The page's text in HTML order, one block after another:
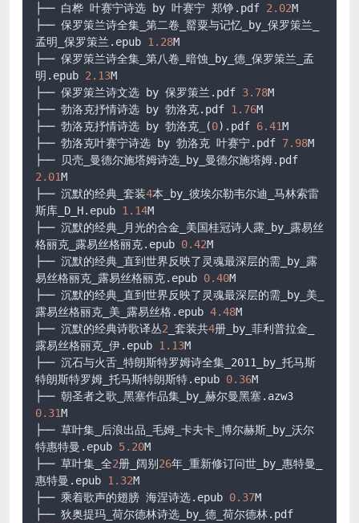
├── 白桦 叶赛宁诗选 by 叶赛宁 郑铮.pdf 2.02M
├── 保罗策兰诗全集_第二卷_罂粟与记忆_by_保罗策兰_
孟明_保罗策兰 .epub 1.28M
├── 保罗策兰诗全集_第八卷_暗蚀_by_德_保罗策兰_孟
明 .epub 2.13M
├── 保罗策兰诗文选 by 保罗策兰 .pdf 3.78M
├── 勃洛克抒情诗选 by 勃洛克.pdf 1.76M
├── 勃洛克抒情诗选 by 勃洛克
(0) .pdf 6.41M
├── 勃洛克叶赛宁诗选 by 勃洛克 叶赛宁.pdf 7.98M
├── 贝壳_曼德尔施塔姆诗选_by_曼德尔施塔姆.pdf
2.01M
├── 沉默的经典_套装4本_by_彼埃尔勒韦尔迪_马林索雷
斯库_D_H.epub 1.14M
├── 沉默的经典_月光的合金_美国桂冠诗人露_by_露易丝
格丽克_露易丝格丽克.epub 0.42M
├── 沉默的经典_直到世界反映了灵魂最深层的需_by_露
易丝格丽克_露易丝格丽克.epub 0.40M
├── 沉默的经典_直到世界反映了灵魂最深层的需_by_美_
露易丝格丽克_美_露易丝格.epub 4.48M
├── 沉默的经典诗歌译丛2 _套装共4册_by_菲利普拉金_
露易丝格丽克_伊.epub 1.13M
├── 沉石与火舌_特朗斯特罗姆诗全集_2011_by_托马斯
特朗斯特罗姆_托马斯特朗斯特.epub 0.36M
├── 朝圣者之歌_黑塞作品集_by_赫尔曼黑塞.azw3
0.31M
├── 草叶集_后浪出品_毛姆_卡夫卡_博尔赫斯_by_沃尔
特惠特曼 .epub 5.20M
├── 草叶集_全2册_阔别 26年_重新修订问世_by_惠特曼_
惠特曼 .epub 1.32M
├── 乘着歌声的翅膀 海涅诗选.epub 0.37M
├── 狄奥提玛_荷尔德林诗选_by_德_荷尔德林.pdf